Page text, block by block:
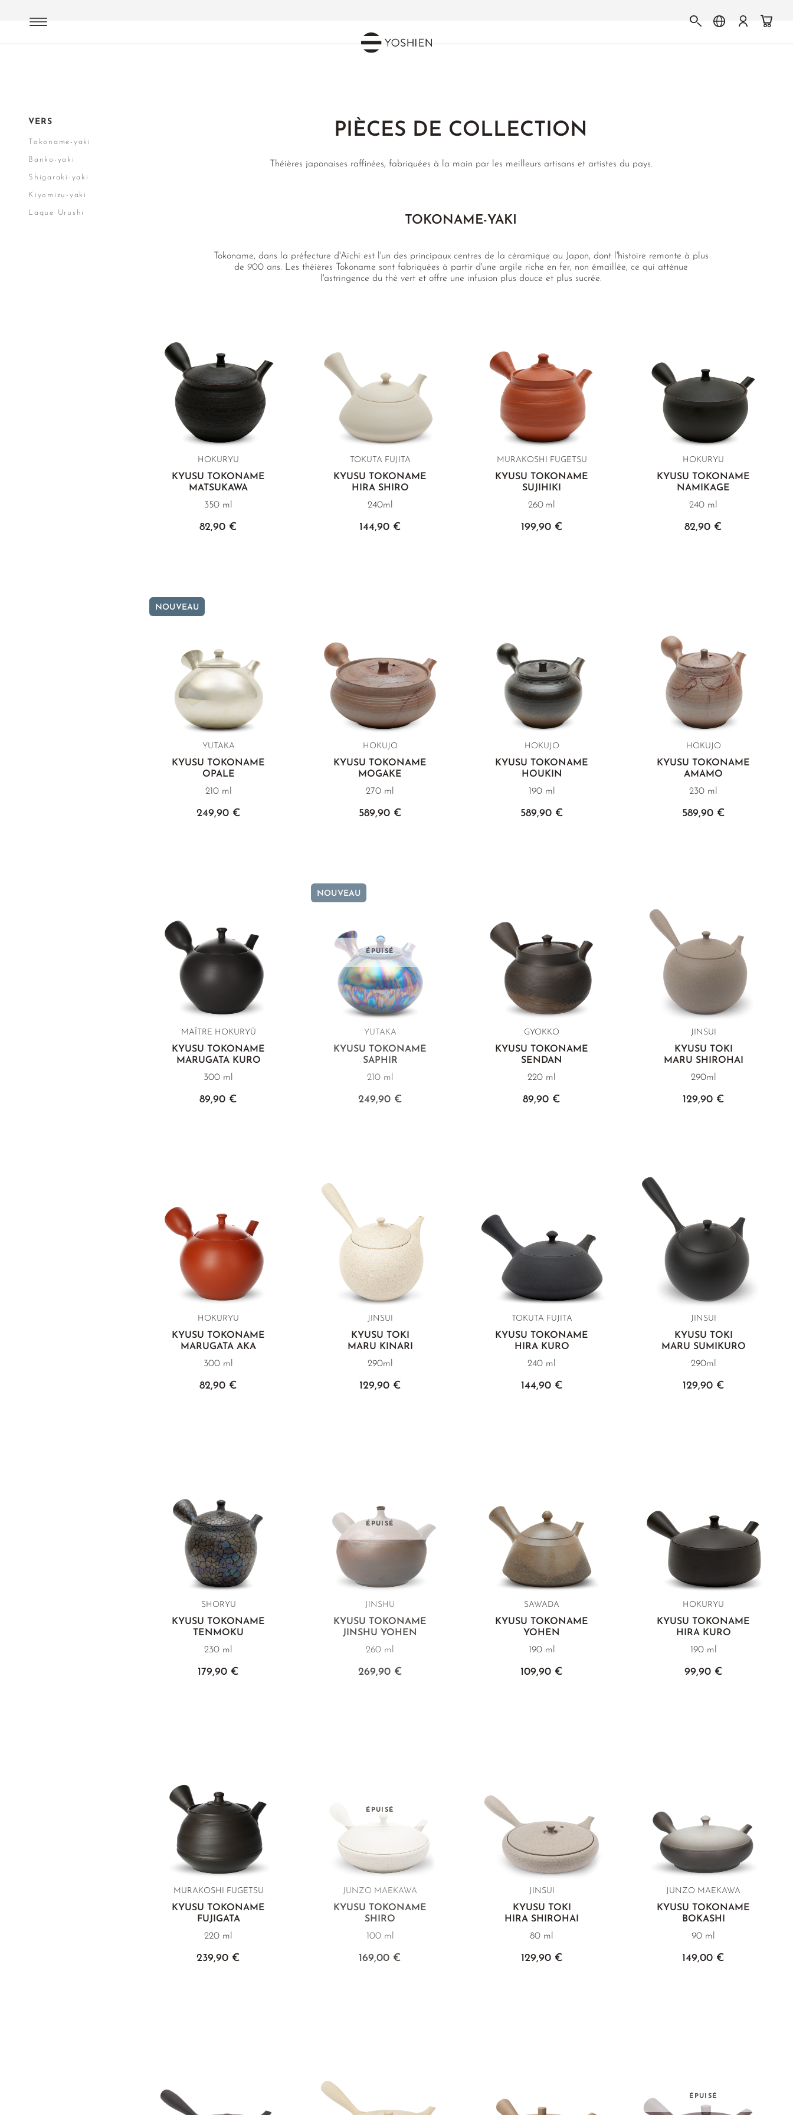
PIÈCES DE COLLECTION
Théières japonaises raffinées, fabriquées à la main par les meilleurs artisans et artistes du pays.
TOKONAME-YAKI
Tokoname, dans la préfecture d'Aichi est l'un des principaux centres de la céramique au Japon, dont l'histoire remonte à plus
de 900 ans. Les théières Tokoname sont fabriquées à partir d'une argile riche en fer, non émaillée, ce qui atténue
l'astringence du thé vert et offre une infusion plus douce et plus sucrée.
HOKURYU
KYUSU TOKONAME
MATSUKAWA
350 ml
82,90 €
TOKUTA FUJITA
KYUSU TOKONAME
HIRA SHIRO
240ml
144,90 €
MURAKOSHI FUGETSU
KYUSU TOKONAME
SUJIHIKI
260 ml
199,90 €
HOKURYU
KYUSU TOKONAME
NAMIKAGE
240 ml
82,90 €
NOUVEAU
YUTAKA
KYUSU TOKONAME
OPALE
210 ml
249,90 €
HOKUJO
KYUSU TOKONAME
MOGAKE
270 ml
589,90 €
HOKUJO
KYUSU TOKONAME
HOUKIN
190 ml
589,90 €
HOKUJO
KYUSU TOKONAME
AMAMO
230 ml
589,90 €
MAÎTRE HOKURYŪ
KYUSU TOKONAME
MARUGATA KURO
300 ml
89,90 €
NOUVEAU
ÉPUISÉ
YUTAKA
KYUSU TOKONAME
SAPHIR
210 ml
249,90 €
GYOKKO
KYUSU TOKONAME
SENDAN
220 ml
89,90 €
JINSUI
KYUSU TOKI
MARU SHIROHAI
290ml
129,90 €
HOKURYU
KYUSU TOKONAME
MARUGATA AKA
300 ml
82,90 €
JINSUI
KYUSU TOKI
MARU KINARI
290ml
129,90 €
TOKUTA FUJITA
KYUSU TOKONAME
HIRA KURO
240 ml
144,90 €
JINSUI
KYUSU TOKI
MARU SUMIKURO
290ml
129,90 €
SHORYU
KYUSU TOKONAME
TENMOKU
230 ml
179,90 €
ÉPUISÉ
JINSHU
KYUSU TOKONAME
JINSHU YOHEN
260 ml
269,90 €
SAWADA
KYUSU TOKONAME
YOHEN
190 ml
109,90 €
HOKURYU
KYUSU TOKONAME
HIRA KURO
190 ml
99,90 €
MURAKOSHI FUGETSU
KYUSU TOKONAME
FUJIGATA
220 ml
239,90 €
ÉPUISÉ
JUNZO MAEKAWA
KYUSU TOKONAME
SHIRO
100 ml
169,00 €
JINSUI
KYUSU TOKI
HIRA SHIROHAI
80 ml
129,90 €
JUNZO MAEKAWA
KYUSU TOKONAME
BOKASHI
90 ml
149,00 €
ÉPUISÉ
VERS
Tokoname-yaki
Banko-yaki
Shigaraki-yaki
Kiyomizu-yaki
Laque Urushi